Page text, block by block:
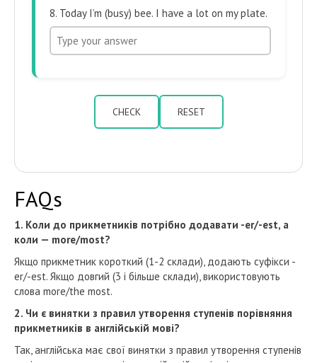
8. Today I’m (busy) bee. I have a lot on my plate.
CHECK RESET
FAQs
1. Коли до прикметників потрібно додавати -er/-est, а
коли — more/most?
Якщо прикметник короткий (1-2 склади), додають суфікси -
er/-est. Якщо довгий (3 і більше склади), використовують
слова more/the most.
2. Чи є винятки з правил утворення ступенів порівняння
прикметників в англійській мові?
Так, англійська має свої винятки з правил утворення ступенів